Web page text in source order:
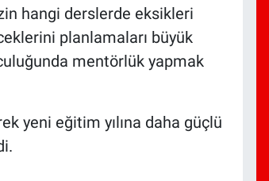
hangi derslerde eksikleri
planlamaları büyük
mentörlük yapmak
yeni eğitim yılına daha güçlü